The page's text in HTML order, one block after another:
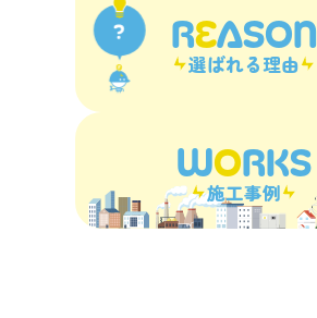
REASON
選ばれる理由
WORKS
施工事例